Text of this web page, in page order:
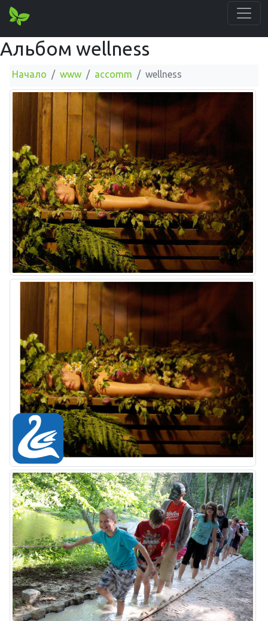
Альбом wellness
Начало www accomm wellness